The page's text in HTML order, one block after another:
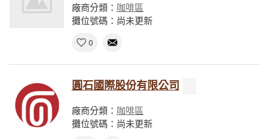
廠商分類： 咖啡區
攤位號碼：尚未更新
0
圓石國際股份有限公司
廠商分類： 咖啡區
攤位號碼：尚未更新